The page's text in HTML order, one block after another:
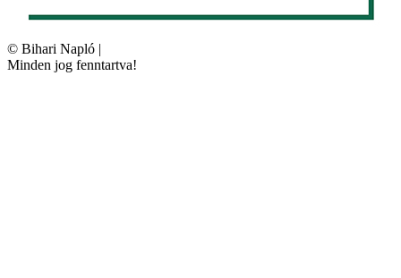
© Bihari Napló |
Minden jog fenntartva!